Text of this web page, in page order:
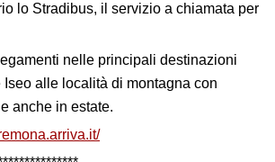
lo Stradibus, il servizio a chiamata per
nelle principali destinazioni
alle località di montagna con
anche in estate.